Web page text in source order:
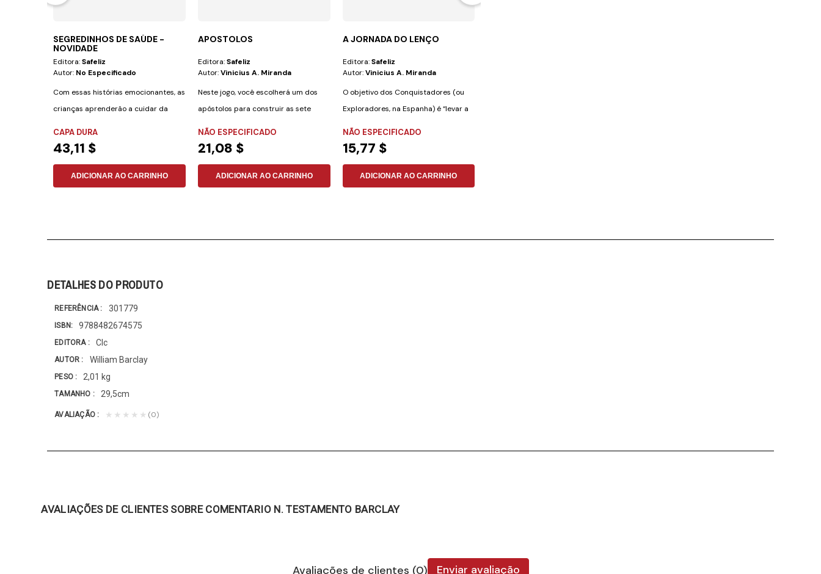
SEGREDINHOS DE SAÚDE -
NOVIDADE
Editora:Safeliz
Autor: No Especificado
Com essas histórias emocionantes, as
crianças aprenderão a cuidar da
CAPA DURA
43,11 $
ADICIONAR AO CARRINHO
APOSTOLOS
Editora:Safeliz
Autor:Vinicius A. Miranda
Neste jogo, você escolherá um dos
apóstolos para construir as sete
NÃO ESPECIFICADO
21,08 $
ADICIONAR AO CARRINHO
A JORNADA DO LENÇO
Editora:Safeliz
Autor:Vinicius A. Miranda
O objetivo dos Conquistadores (ou
Exploradores, na Espanha) é “levar a
NÃO ESPECIFICADO
15,77 $
ADICIONAR AO CARRINHO
DETALHES DO PRODUTO
REFERÊNCIA 301779
ISBN 9788482674575
EDITORA Clc
AUTOR William Barclay
PESO 2,01 kg
TAMANHO 29,5cm
AVALIAÇÃO ★★★★★ (0)
AVALIAÇÕES DE CLIENTES SOBRE COMENTARIO N. TESTAMENTO BARCLAY
Avaliações de clientes (0) Enviar avaliação